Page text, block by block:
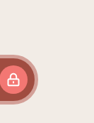
fazer o login